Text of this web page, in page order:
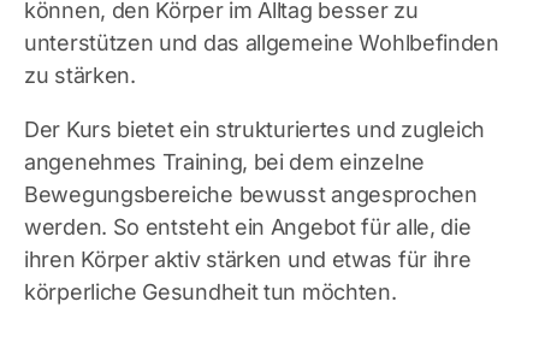
können, den Körper im Alltag besser zu
unterstützen und das allgemeine Wohlbefinden
zu stärken.
Der Kurs bietet ein strukturiertes und zugleich
angenehmes Training, bei dem einzelne
Bewegungsbereiche bewusst angesprochen
werden. So entsteht ein Angebot für alle, die
ihren Körper aktiv stärken und etwas für ihre
körperliche Gesundheit tun möchten.